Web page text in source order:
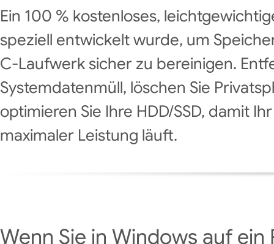
Ein 100 % kostenloses,
speziell entwickelt wurde, um
C-Laufwerk sicher zu bereinigen.
Systemdatenmüll, löschen Sie
optimieren Sie Ihre HDD/SSD, damit
maximaler Leistung läuft.
Wenn Sie in Windows auf